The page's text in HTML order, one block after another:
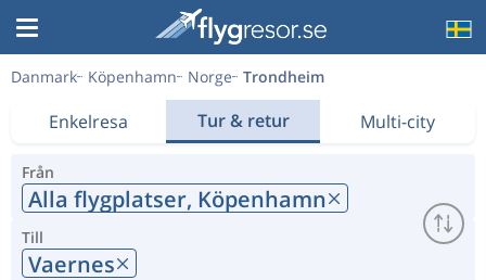
Danmark Köpenhamn Norge Trondheim
Enkelresa Tur & retur Multi-city
Från
Alla flygplatser, Köpenhamn
Till
Vaernes